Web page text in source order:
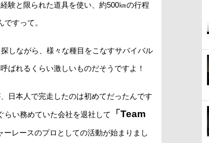
験と限られた道具を使い、約500㎞の行程
すって。
しながら、様々な種目をこなすサバイバル
ばれるくらい激しいものだそうですよ！
日本人で完走したのは初めてだったんです
らい務めていた会社を退社して 「Team
ーレースのプロとしての活動が始まりまし